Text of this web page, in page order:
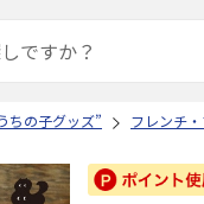
ちの子グッズ” フレンチ